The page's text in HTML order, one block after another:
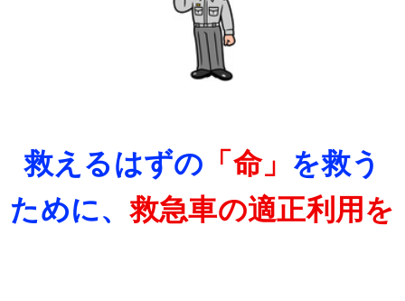
救えるはずの 「命」 を救う
ために、救急車の適正利用を